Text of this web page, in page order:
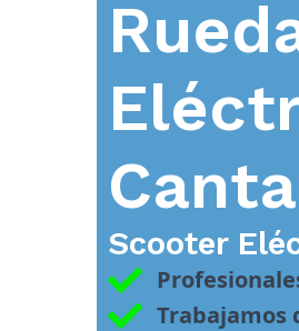
Scooter
Trabajamos